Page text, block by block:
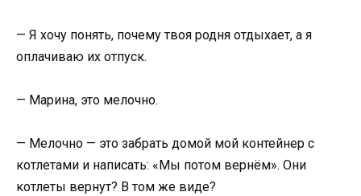
— Я хочу понять, почему твоя родня отдыхает, а я
оплачиваю их отпуск.
— Марина, это мелочно.
— Мелочно — это забрать домой мой контейнер с
котлетами и написать: «Мы потом вернём». Они
котлеты вернут? В том же виде?